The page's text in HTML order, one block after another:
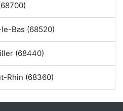
Bas (68520)
(68440)
Rhin (68360)